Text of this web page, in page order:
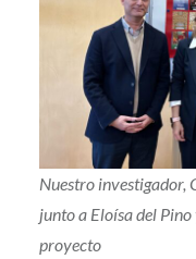
Nuestro investigador,
junto a Eloísa del
proyecto